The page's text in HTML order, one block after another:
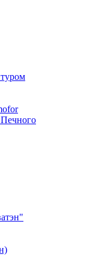
Печного